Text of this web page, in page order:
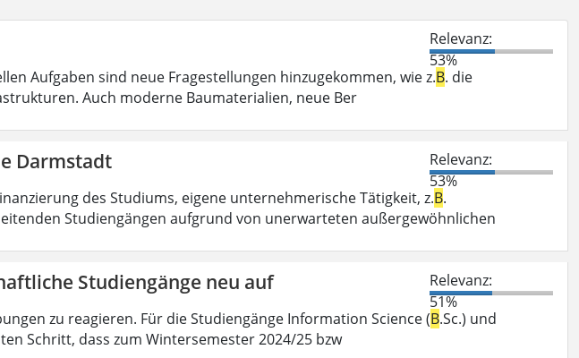
Relevanz:
53%
Aufgaben sind neue Fragestellungen hinzugekommen, wie z.B. die
Auch moderne Baumaterialien, neue Ber
Darmstadt
Relevanz:
53%
des Studiums, eigene unternehmerische Tätigkeit, z.B.
Studiengängen aufgrund von unerwarteten außergewöhnlichen
Studiengänge neu auf
Relevanz:
51%
zu reagieren. Für die Studiengänge Information Science (B.Sc.) und
Schritt, dass zum Wintersemester 2024/25 bzw